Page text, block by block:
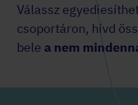
Válassz
csoportáron, hívd
bele a nem